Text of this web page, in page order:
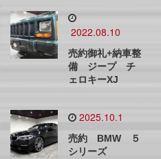
2022.08.10
売約御礼+納車整
備 ジープ チ
ェロキーXJ
2025.10.1
売約 BMW ５
シリーズ